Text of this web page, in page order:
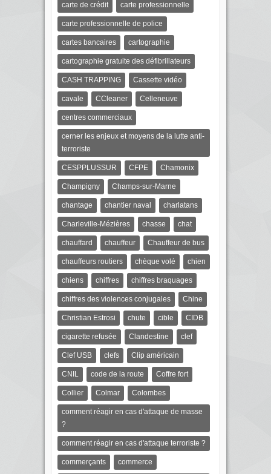
carte de crédit carte professionnelle
carte professionnelle de police
cartes bancaires cartographie
cartographie gratuite des défibrillateurs
CASH TRAPPING Cassette vidéo
cavale CCleaner Celleneuve
centres commerciaux
cerner les enjeux et moyens de la lutte anti-
terroriste
CESPPLUSSUR CFPE Chamonix
Champigny Champs-sur-Marne
chantage chantier naval charlatans
Charleville-Mézières chasse chat
chauffard chauffeur Chauffeur de bus
chauffeurs routiers chèque volé chien
chiens chiffres chiffres braquages
chiffres des violences conjugales Chine
Christian Estrosi chute cible CIDB
cigarette refusée Clandestine clef
Clef USB clefs Clip américain
CNIL code de la route Coffre fort
Collier Colmar Colombes
comment réagir en cas d'attaque de masse
?
comment réagir en cas d'attaque terroriste ?
commerçants commerce